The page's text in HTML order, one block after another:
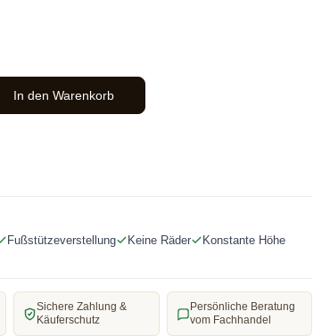
gewünschten Wert ein oder benutze die Schaltflächen
In den Warenkorb
Fußstützeverstellung Keine Räder
Konstante Höhe
Sichere Zahlung &
Käuferschutz
Persönliche Beratung
vom Fachhandel